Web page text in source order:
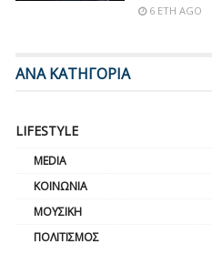
6 ΈΤΗ AGO
ΑΝΑ ΚΑΤΗΓΟΡΙΑ
LIFESTYLE
MEDIA
ΚΟΙΝΩΝΊΑ
ΜΟΥΣΙΚΉ
ΠΟΛΙΤΙΣΜΌΣ